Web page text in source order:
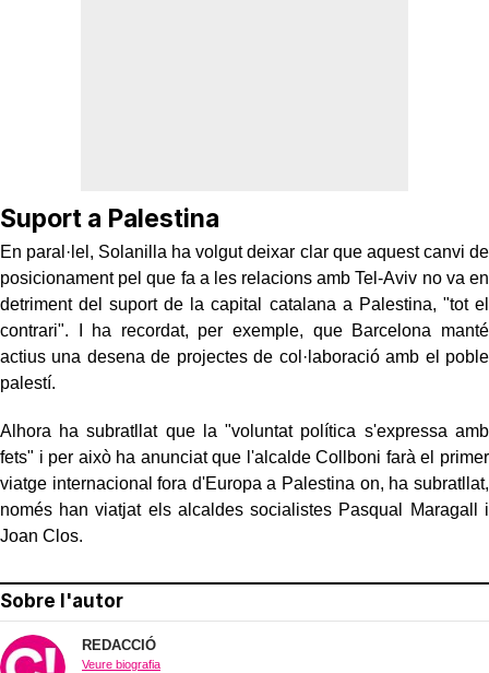
Suport a Palestina
En paral·lel, Solanilla ha volgut deixar clar que aquest canvi de
posicionament pel que fa a les relacions amb Tel-Aviv no va en
detriment del suport de la capital catalana a Palestina, "tot el
contrari". I ha recordat, per exemple, que Barcelona manté
actius una desena de projectes de col·laboració amb el poble
palestí.
Alhora ha subratllat que la "voluntat política s'expressa amb
fets" i per això ha anunciat que l'alcalde Collboni farà el primer
viatge internacional fora d'Europa a Palestina on, ha subratllat,
només han viatjat els alcaldes socialistes Pasqual Maragall i
Joan Clos.
Sobre l'autor
REDACCIÓ
Veure biografia